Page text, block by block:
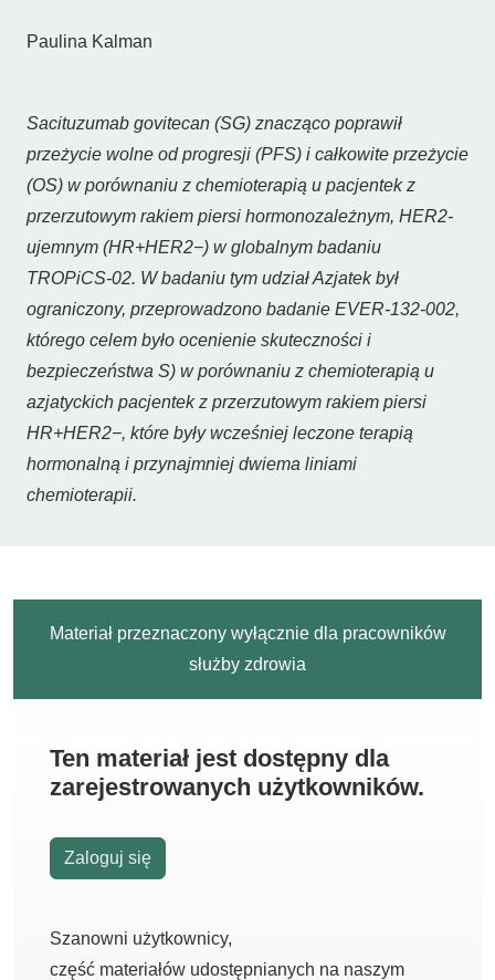
Paulina Kalman
Sacituzumab govitecan (SG) znacząco poprawił
przeżycie wolne od progresji (PFS) i całkowite przeżycie
(OS) w porównaniu z chemioterapią u pacjentek z
przerzutowym rakiem piersi hormonozależnym, HER2-
ujemnym (HR+HER2−) w globalnym badaniu
TROPiCS-02. W badaniu tym udział Azjatek był
ograniczony, przeprowadzono badanie EVER-132-002,
którego celem było ocenienie skuteczności i
bezpieczeństwa S) w porównaniu z chemioterapią u
azjatyckich pacjentek z przerzutowym rakiem piersi
HR+HER2−, które były wcześniej leczone terapią
hormonalną i przynajmniej dwiema liniami
chemioterapii.
Materiał przeznaczony wyłącznie dla pracowników
służby zdrowia
Ten materiał jest dostępny dla
zarejestrowanych użytkowników.
Zaloguj się
Szanowni użytkownicy,
część materiałów udostępnianych na naszym